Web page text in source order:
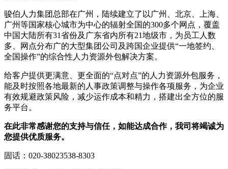
骏伯人力集团总部在广州，陆续建立了以广州、北京、上海、
广州等国家核心城市为中心的辐射全国的300多个网点，覆盖
中国大陆所有31省份及广东省内所有21地级市，为员工人数
多、网点分布广的大型集团公司及跨国企业提供“一地签约、
全国操作”的综合性人力资源外包解决方案。
给客户提供更满意、更全面的“点对点”的人力资源外包服务，
能及时按照各地最新的人事政策调整与操作各项服务，为企业
有效规避政策风险，减少运作成本和精力，搭建出全方位的服
务平台。
在此非常感谢您的支持与信任，如能达成合作，我司将竭诚为
您提供优质服务。
固话：020-38023538-8303